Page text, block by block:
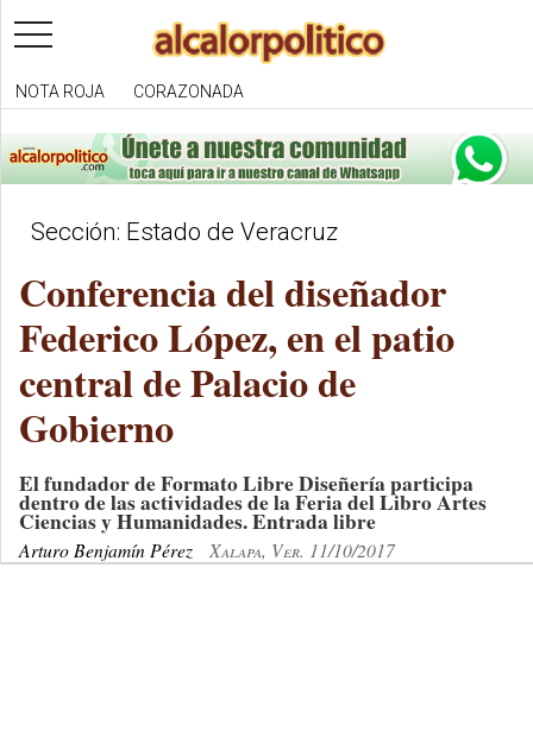
toggle
navigation
NOTA ROJA CORAZONADA
Sección: Estado de Veracruz
Conferencia del diseñador
Federico López, en el patio
central de Palacio de
Gobierno
El fundador de Formato Libre Diseñería participa
dentro de las actividades de la Feria del Libro Artes
Ciencias y Humanidades. Entrada libre
Arturo Benjamín Pérez Xalapa, Ver. 11/10/2017